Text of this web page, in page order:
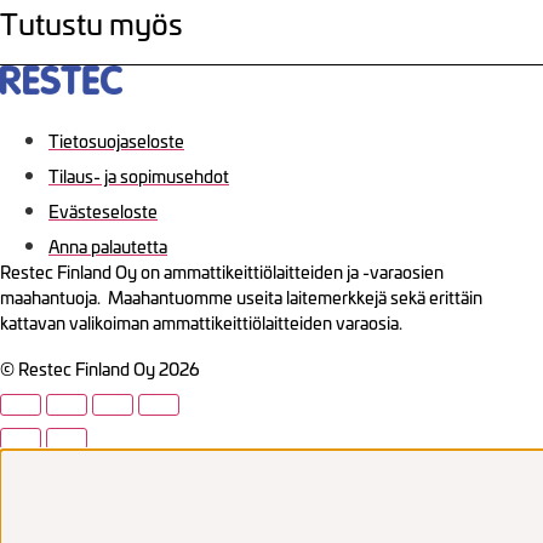
Tutustu myös
Tietosuojaseloste
Tilaus- ja sopimusehdot
Evästeseloste
Anna palautetta
Restec Finland Oy on ammattikeittiölaitteiden ja -varaosien
maahantuoja. Maahantuomme useita laitemerkkejä sekä erittäin
kattavan valikoiman ammattikeittiölaitteiden varaosia.
© Restec Finland Oy 2026